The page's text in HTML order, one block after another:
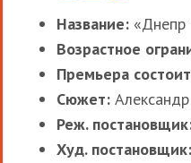
Название: «Днепр
Возрастное
Премьера
Сюжет:
Реж.
Худ. постановщик: